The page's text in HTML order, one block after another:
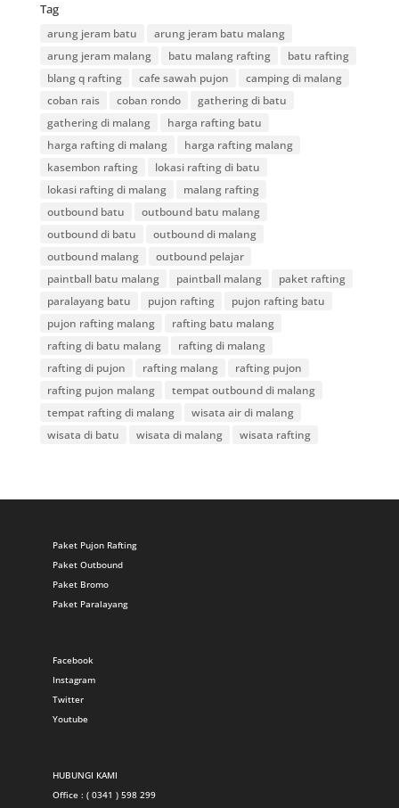
Tag
arung jeram batu
arung jeram batu malang
arung jeram malang
batu malang rafting
batu rafting
blang q rafting
cafe sawah pujon
camping di malang
coban rais
coban rondo
gathering di batu
gathering di malang
harga rafting batu
harga rafting di malang
harga rafting malang
kasembon rafting
lokasi rafting di batu
lokasi rafting di malang
malang rafting
outbound batu
outbound batu malang
outbound di batu
outbound di malang
outbound malang
outbound pelajar
paintball batu malang
paintball malang
paket rafting
paralayang batu
pujon rafting
pujon rafting batu
pujon rafting malang
rafting batu malang
rafting di batu malang
rafting di malang
rafting di pujon
rafting malang
rafting pujon
rafting pujon malang
tempat outbound di malang
tempat rafting di malang
wisata air di malang
wisata di batu
wisata di malang wisata rafting
Paket Pujon Rafting
Paket Outbound
Paket Bromo
Paket Paralayang
Facebook
Instagram
Twitter
Youtube
HUBUNGI KAMI
Office : ( 0341 ) 598 299